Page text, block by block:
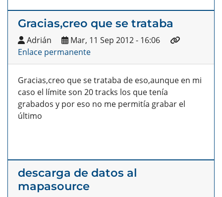
Gracias,creo que se trataba
Adrián
Mar, 11 Sep 2012 - 16:06
Enlace permanente
Gracias,creo que se trataba de eso,aunque en mi
caso el límite son 20 tracks los que tenía
grabados y por eso no me permitía grabar el
último
descarga de datos al
mapasource